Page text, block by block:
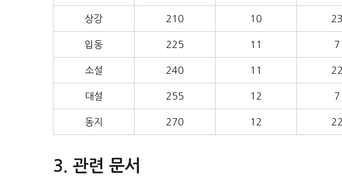
상강 210 10 23
입동 225 11 7
소설 240 11 22
대설 255 12 7
동지 270 12 22
관련 문서